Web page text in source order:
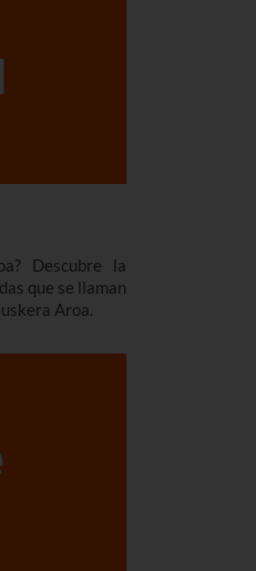
Descubre la
que se llaman
Aroa.